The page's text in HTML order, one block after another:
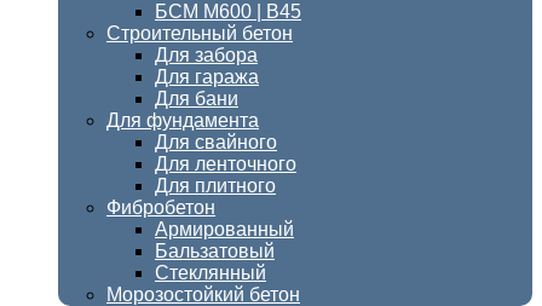
БСМ М600 | В45
Строительный бетон
Для забора
Для гаража
Для бани
Для фундамента
Для свайного
Для ленточного
Для плитного
Фибробетон
Армированный
Бальзатовый
Стеклянный
Морозостойкий бетон